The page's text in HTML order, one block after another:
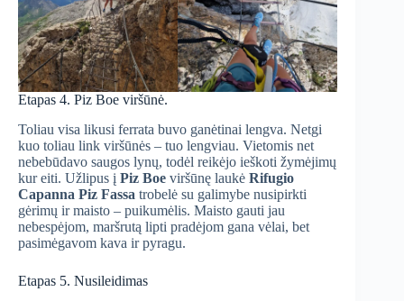
Etapas 4. Piz Boe viršūnė.
Toliau visa likusi ferrata buvo ganėtinai lengva. Netgi
kuo toliau link viršūnės – tuo lengviau. Vietomis net
nebebūdavo saugos lynų, todėl reikėjo ieškoti žymėjimų
kur eiti. Užlipus į Piz Boe viršūnę laukė Rifugio
Capanna Piz Fassa trobelė su galimybe nusipirkti
gėrimų ir maisto – puikumėlis. Maisto gauti jau
nebespėjom, maršrutą lipti pradėjom gana vėlai, bet
pasimėgavom kava ir pyragu.
Etapas 5. Nusileidimas